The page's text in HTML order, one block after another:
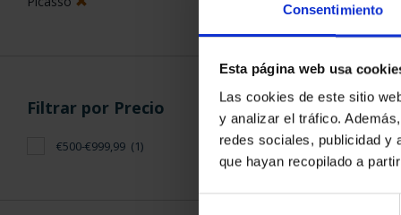
Consentimiento
Esta página web usa
Las cookies de este sitio
y analizar el tráfico.
redes sociales, publicidad y
que hayan recopilado a
Filtrar por Precio
€500-€999,99 (1)
PICASSO
"MUJER